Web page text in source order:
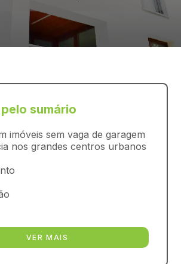
sumário
imóveis sem vaga de garagem
nos grandes centros urbanos
VER MAIS